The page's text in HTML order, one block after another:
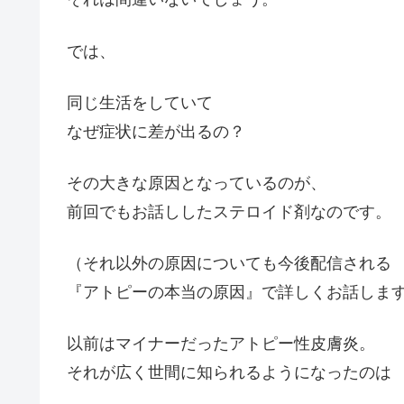
では、
同じ生活をしていて
なぜ症状に差が出るの？
その大きな原因となっているのが、
前回でもお話ししたステロイド剤なのです。
（それ以外の原因についても今後配信される
『アトピーの本当の原因』で詳しくお話しま
以前はマイナーだったアトピー性皮膚炎。
それが広く世間に知られるようになったのは